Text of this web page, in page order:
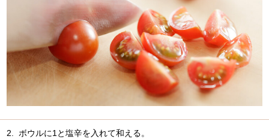
2. ボウルに1と塩辛を入れて和える。